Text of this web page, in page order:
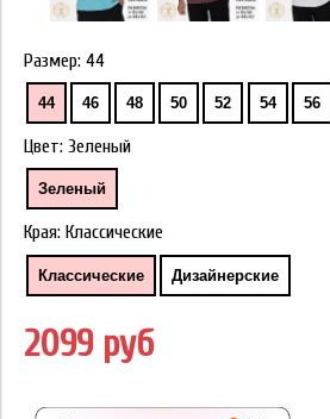
Размер: 44
44 46 48 50 52 54 56
Цвет: Зеленый
Зеленый
Края: Классические
Классические Дизайнерские
2099 руб